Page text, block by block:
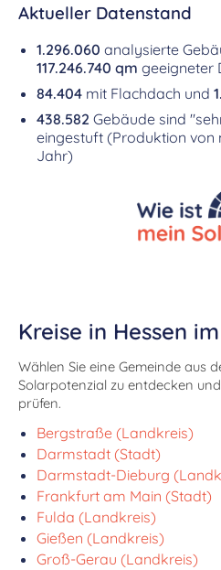
Aktueller Datenstand
1.296.060 analysierte
117.246.740 qm geeigneter
84.404 mit Flachdach und
438.582 Gebäude sind
eingestuft (Produktion von
Jahr)
Kreise in Hessen
Wählen Sie eine Gemeinde aus
Solarpotenzial zu entdecken
prüfen.
Bergstraße (Landkreis)
Darmstadt (Stadt)
Darmstadt-Dieburg
Frankfurt am Main (Stadt)
Fulda (Landkreis)
Gießen (Landkreis)
Groß-Gerau (Landkreis)